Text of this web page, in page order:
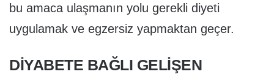
bu amaca ulaşmanın yolu gerekli diyeti
uygulamak ve egzersiz yapmaktan geçer.
DİYABETE BAĞLI GELİŞEN